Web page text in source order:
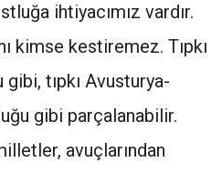
ihtiyacımız vardır.
kimse kestiremez. Tıpkı
tıpkı Avusturya-
gibi parçalanabilir.
avuçlarından